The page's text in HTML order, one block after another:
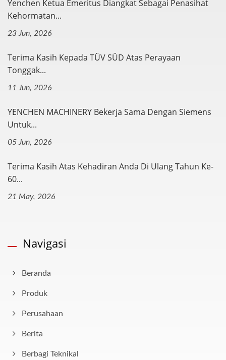
Yenchen Ketua Emeritus Diangkat Sebagai Penasihat
Kehormatan...
23 Jun, 2026
Terima Kasih Kepada TÜV SÜD Atas Perayaan
Tonggak...
11 Jun, 2026
YENCHEN MACHINERY Bekerja Sama Dengan Siemens
Untuk...
05 Jun, 2026
Terima Kasih Atas Kehadiran Anda Di Ulang Tahun Ke-
60...
21 May, 2026
Navigasi
Beranda
Produk
Perusahaan
Berita
Berbagi Teknikal